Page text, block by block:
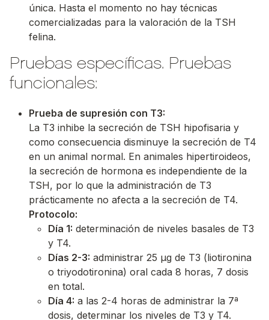
única. Hasta el momento no hay técnicas
comercializadas para la valoración de la TSH
felina.
Pruebas específicas. Pruebas
funcionales:
Prueba de supresión con T3:
La T3 inhibe la secreción de TSH hipofisaria y
como consecuencia disminuye la secreción de T4
en un animal normal. En animales hipertiroideos,
la secreción de hormona es independiente de la
TSH, por lo que la administración de T3
prácticamente no afecta a la secreción de T4.
Protocolo:
Día 1: determinación de niveles basales de T3
y T4.
Días 2-3: administrar 25 μg de T3 (liotironina
o triyodotironina) oral cada 8 horas, 7 dosis
en total.
Día 4: a las 2-4 horas de administrar la 7ª
dosis, determinar los niveles de T3 y T4.